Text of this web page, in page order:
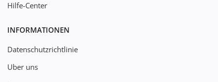
Hilfe-Center
INFORMATIONEN
Datenschutzrichtlinie
Uber uns